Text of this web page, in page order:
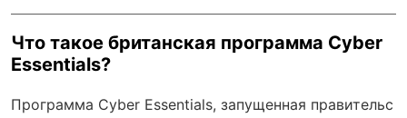
Что такое британская программа Cyber
Essentials?
Программа Cyber Essentials, запущенная правительс